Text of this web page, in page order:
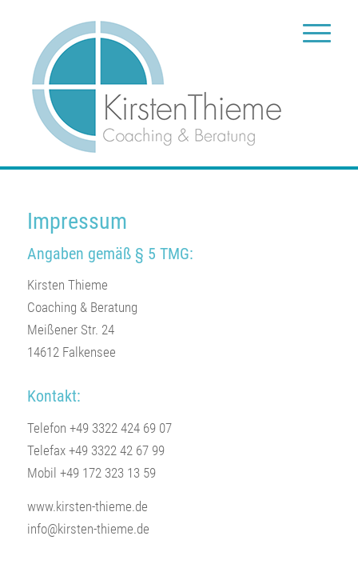
Impressum
Angaben gemäß § 5 TMG:
Kirsten Thieme
Coaching & Beratung
Meißener Str. 24
14612 Falkensee
Kontakt:
Telefon +49 3322 424 69 07
Telefax +49 3322 42 67 99
Mobil +49 172 323 13 59
www.kirsten-thieme.de
info@kirsten-thieme.de